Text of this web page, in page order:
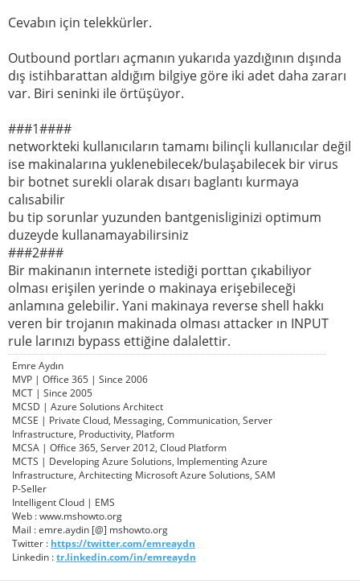
Cevabın için telekkürler.
Outbound portları açmanın yukarıda yazdığının dışında
dış istihbarattan aldığım bilgiye göre iki adet daha zararı
var. Biri seninki ile örtüşüyor.
###1####
networkteki kullanıcıların tamamı bilinçli kullanıcılar değil
ise makinalarına yuklenebilecek/bulaşabilecek bir virus
bir botnet surekli olarak dısarı baglantı kurmaya
calısabilir
bu tip sorunlar yuzunden bantgenisliginizi optimum
duzeyde kullanamayabilirsiniz
###2###
Bir makinanın internete istediği porttan çıkabiliyor
olması erişilen yerinde o makinaya erişebileceği
anlamına gelebilir. Yani makinaya reverse shell hakkı
veren bir trojanın makinada olması attacker ın INPUT
rule larınızı bypass ettiğine dalalettir.
Emre Aydın
MVP | Office 365 | Since 2006
MCT | Since 2005
MCSD | Azure Solutions Architect
MCSE | Private Cloud, Messaging, Communication, Server
Infrastructure, Productivity, Platform
MCSA | Office 365, Server 2012, Cloud Platform
MCTS | Developing Azure Solutions, Implementing Azure
Infrastructure, Architecting Microsoft Azure Solutions, SAM
P-Seller
Intelligent Cloud | EMS
Web : www.mshowto.org
Mail : emre.aydin [@] mshowto.org
Twitter : https://twitter.com/emreaydn
Linkedin :tr.linkedin.com/in/emreaydn